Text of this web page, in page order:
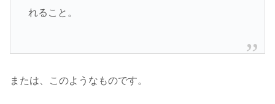
れること。
または、このようなものです。